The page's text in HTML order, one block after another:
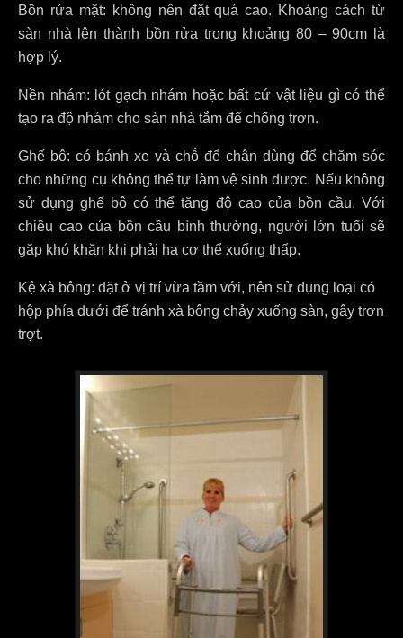
Bồn rửa mặt: không nên đặt quá cao. Khoảng cách từ
sàn nhà lên thành bồn rửa trong khoảng 80 – 90cm là
hợp lý.
Nền nhám: lót gạch nhám hoặc bất cứ vật liệu gì có thể
tạo ra độ nhám cho sàn nhà tắm để chống trơn.
Ghế bô: có bánh xe và chỗ để chân dùng để chăm sóc
cho những cụ không thể tự làm vệ sinh được. Nếu không
sử dụng ghế bô có thể tăng độ cao của bồn cầu. Với
chiều cao của bồn cầu bình thường, người lớn tuổi sẽ
gặp khó khăn khi phải hạ cơ thể xuống thấp.
Kệ xà bông: đặt ở vị trí vừa tầm với, nên sử dụng loại có
hộp phía dưới để tránh xà bông chảy xuống sàn, gây trơn
trợt.